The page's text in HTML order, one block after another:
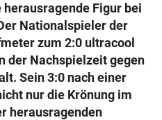
Figur bei
Nationalspieler der
zum 2:0 ultracool
der Nachspielzeit gegen
Sein 3:0 nach einer
nur die Krönung im
herausragenden